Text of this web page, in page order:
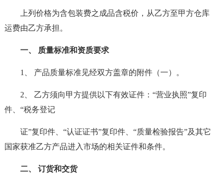
上列价格为含包装费之成品含税价，从乙方至甲方仓库
运费由乙方承担。
一、 质量标准和资质要求
1、 产品质量标准见经双方盖章的附件（一）。
2、 乙方须向甲方提供以下有效证件：“营业执照”复印
件、“税务登记
证”复印件、“认证证书”复印件、“质量检验报告”及其它
国家获准乙方产品进入市场的相关证件和条件。
二、 订货和交货